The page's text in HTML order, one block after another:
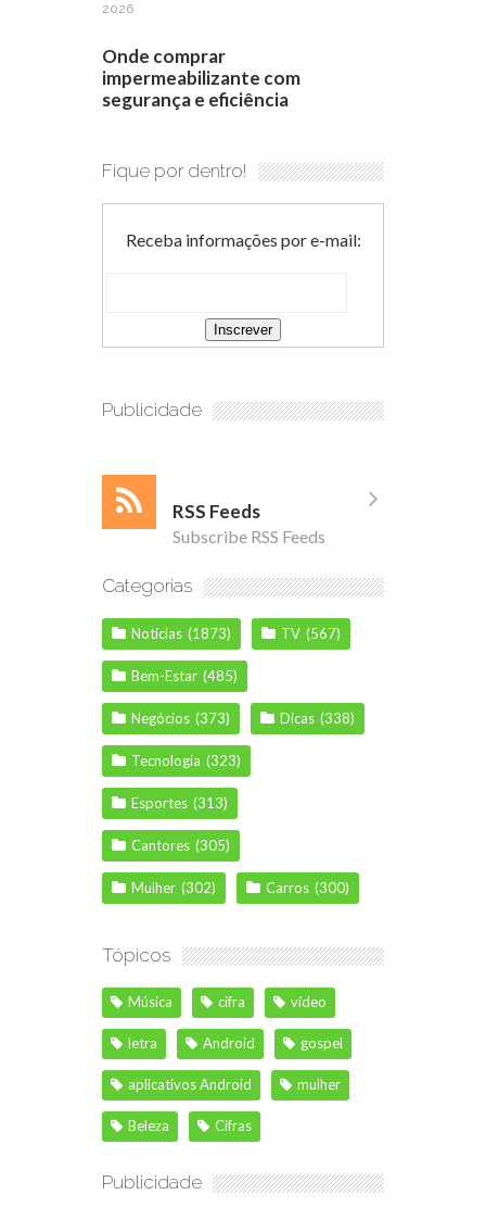
2026
Onde comprar
impermeabilizante com
segurança e eficiência
Fique por dentro!
Receba informações por e-mail:
Publicidade
RSS Feeds
Subscribe RSS Feeds
Categorias
Notícias (1873) TV (567)
Bem-Estar (485)
Negócios (373) Dicas (338)
Tecnologia (323)
Esportes (313)
Cantores (305)
Mulher (302) Carros (300)
Tópicos
Música cifra vídeo
letra Android gospel
aplicativos Android mulher
Beleza Cifras
Publicidade